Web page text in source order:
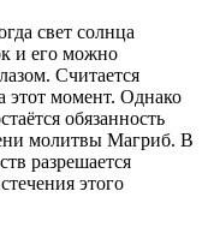
свет солнца
и его можно
Считается
этот момент. Однако
обязанность
молитвы Магриб. В
разрешается
этого